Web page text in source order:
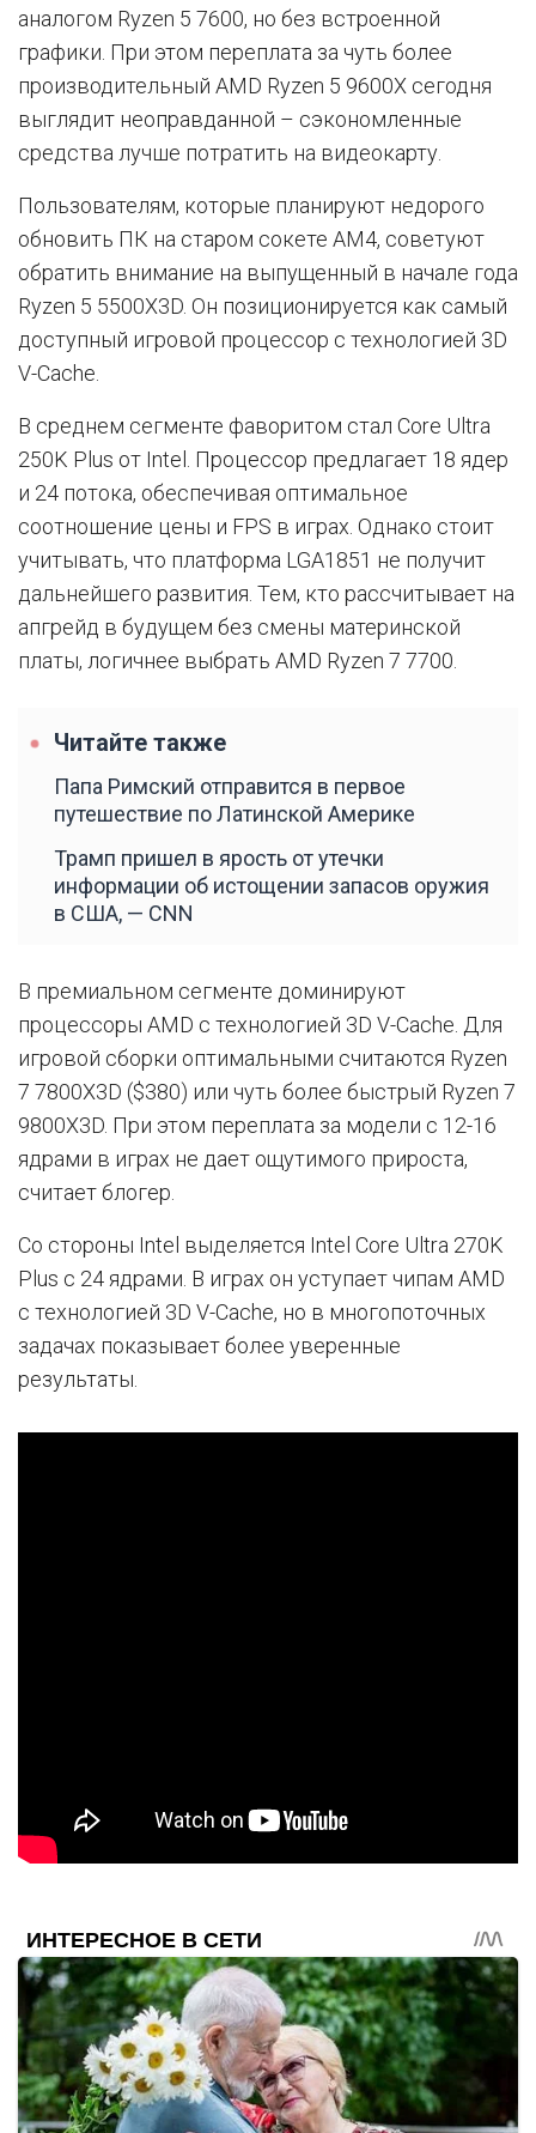
аналогом Ryzen 5 7600, но без встроенной
графики. При этом переплата за чуть более
производительный AMD Ryzen 5 9600X сегодня
выглядит неоправданной – сэкономленные
средства лучше потратить на видеокарту.
Пользователям, которые планируют недорого
обновить ПК на старом сокете AM4, советуют
обратить внимание на выпущенный в начале года
Ryzen 5 5500X3D. Он позиционируется как самый
доступный игровой процессор с технологией 3D
V-Cache.
В среднем сегменте фаворитом стал Core Ultra
250K Plus от Intel. Процессор предлагает 18 ядер
и 24 потока, обеспечивая оптимальное
соотношение цены и FPS в играх. Однако стоит
учитывать, что платформа LGA1851 не получит
дальнейшего развития. Тем, кто рассчитывает на
апгрейд в будущем без смены материнской
платы, логичнее выбрать AMD Ryzen 7 7700.
Читайте также
Папа Римский отправится в первое
путешествие по Латинской Америке
Трамп пришел в ярость от утечки
информации об истощении запасов оружия
в США, — CNN
В премиальном сегменте доминируют
процессоры AMD с технологией 3D V-Cache. Для
игровой сборки оптимальными считаются Ryzen
7 7800X3D ($380) или чуть более быстрый Ryzen 7
9800X3D. При этом переплата за модели с 12-16
ядрами в играх не дает ощутимого прироста,
считает блогер.
Со стороны Intel выделяется Intel Core Ultra 270K
Plus с 24 ядрами. В играх он уступает чипам AMD
с технологией 3D V-Cache, но в многопоточных
задачах показывает более уверенные
результаты.